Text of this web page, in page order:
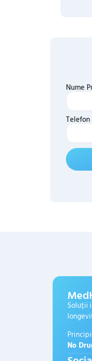
Nume
Telefon
Soluții
No